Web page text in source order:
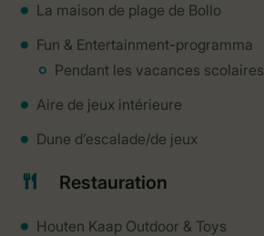
La maison de plage de Bollo
Fun & Entertainment-programma
Pendant les vacances scolaires
Aire de jeux intérieure
Dune d’escalade/de jeux
Restauration
Houten Kaap Outdoor & Toys